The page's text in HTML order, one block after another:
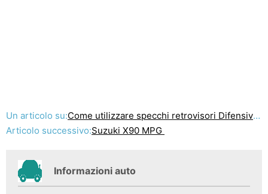
Un articolo su:Come utilizzare specchi retrovisori Difensivamente
Articolo successivo:Suzuki X90 MPG
Informazioni auto